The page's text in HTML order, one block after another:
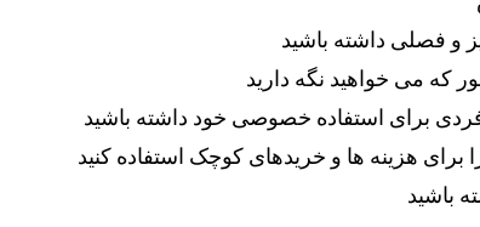
و فصلی داشته باشید
که می خواهید نگه دارید
برای استفاده خصوصی خود داشته باشید
برای هزینه ها و خریدهای کوچک استفاده کنید
باشید